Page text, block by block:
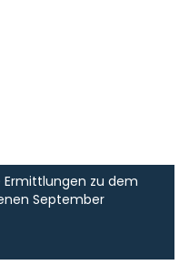
zu dem
September